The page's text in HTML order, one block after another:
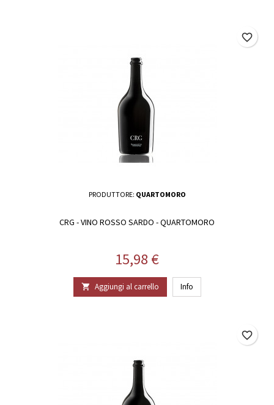
PRODUTTORE: QUARTOMORO
CRG - VINO ROSSO SARDO - QUARTOMORO
Prezzo
15,98 €
 Aggiungi al carrello Info
favorite_border
favorite_border